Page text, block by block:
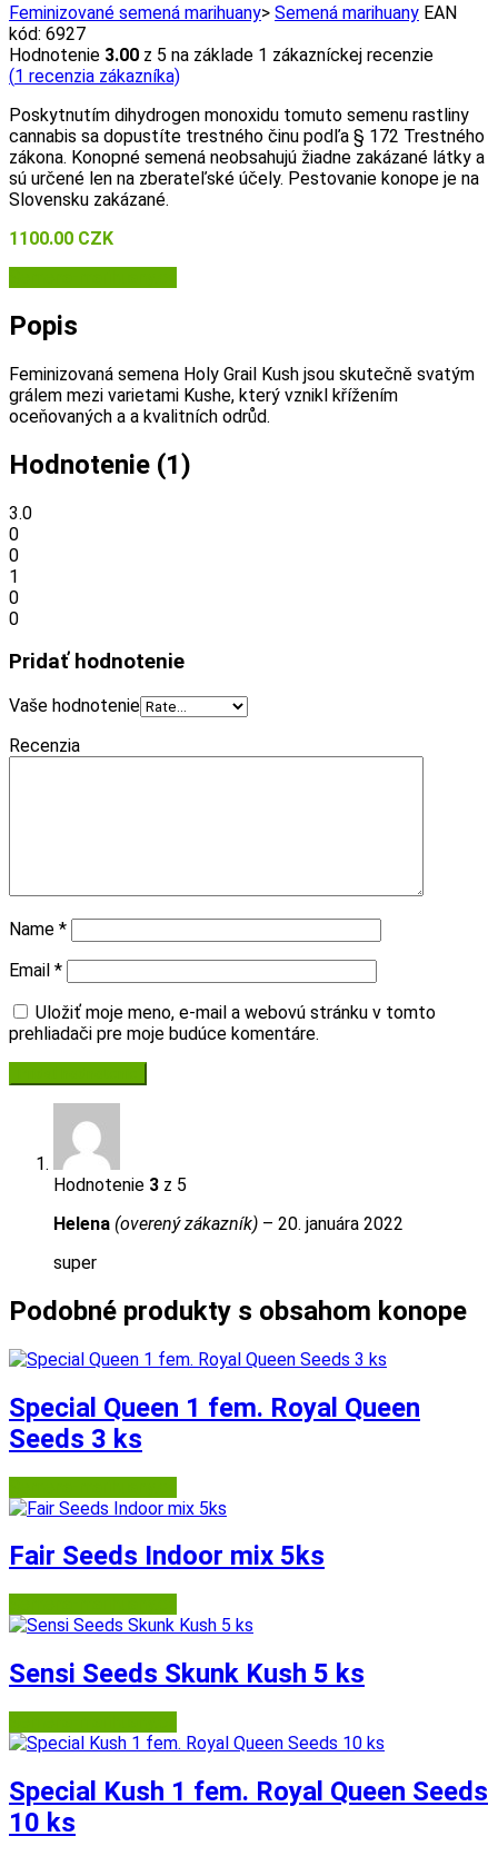
Feminizované semená marihuany> Semená marihuany EAN
kód: 6927
Hodnotenie 3.00 z 5 na základe 1 zákazníckej recenzie
(1 recenzia zákazníka)
Poskytnutím dihydrogen monoxidu tomuto semenu rastliny
cannabis sa dopustíte trestného činu podľa § 172 Trestného
zákona. Konopné semená neobsahujú žiadne zakázané látky a
sú určené len na zberateľské účely. Pestovanie konope je na
Slovensku zakázané.
1100.00 CZK
Popis
Feminizovaná semena Holy Grail Kush jsou skutečně svatým
grálem mezi varietami Kushe, který vznikl křížením
oceňovaných a a kvalitních odrůd.
Hodnotenie (1)
3.0
0
0
1
0
0
Pridať hodnotenie
Vaše hodnotenie
Recenzia
Name *
Email *
Uložiť moje meno, e-mail a webovú stránku v tomto
prehliadači pre moje budúce komentáre.
Hodnotenie 3 z 5
Helena (overený zákazník) – 20. januára 2022
super
Podobné produkty s obsahom konope
Special Queen 1 fem. Royal Queen
Seeds 3 ks
Fair Seeds Indoor mix 5ks
Sensi Seeds Skunk Kush 5 ks
Special Kush 1 fem. Royal Queen Seeds
10 ks